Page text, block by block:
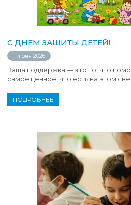
С ДНЕМ ЗАЩИТЫ ДЕТЕЙ!
1 июня 2026
Ваша поддержка — это то, что
самое ценное, что есть на этом
ПОДРОБНЕЕ